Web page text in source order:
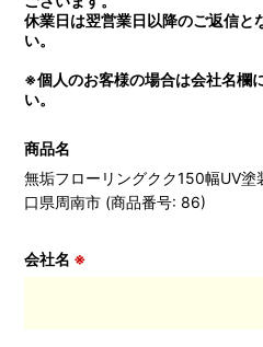
休業日は翌営業日以降のご返信と
い。
※個人のお客様の場合は会社名欄
い。
商品名
無垢フローリングクク150幅UV
口県周南市 (商品番号: 86)
会社名 ※